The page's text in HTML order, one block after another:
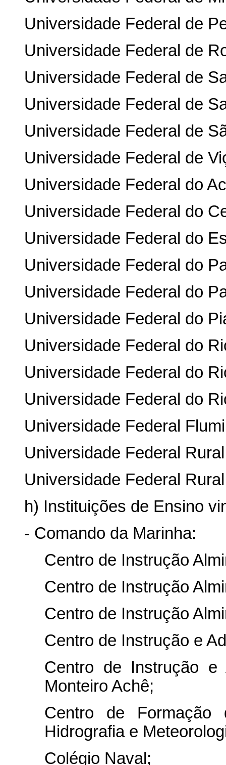
Universidade Federal de
Universidade Federal de
Universidade Federal de
Universidade Federal de
Universidade Federal de
Universidade Federal de
Universidade Federal do
Universidade Federal do
Universidade Federal do
Universidade Federal do
Universidade Federal do
Universidade Federal do
Universidade Federal do
Universidade Federal do
Universidade Federal do
Universidade Federal
Universidade Federal
Universidade Federal
h) Instituições de Ensino
- Comando da Marinha:
Centro de Instrução
Centro de Instrução
Centro de Instrução
Centro de Instrução e
Centro de Instrução e
Monteiro Achê;
Centro de Formação
Hidrografia e
Colégio Naval;